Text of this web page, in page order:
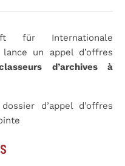
für Internationale
lance un appel d’offres
d’archives à
d’appel d’offres